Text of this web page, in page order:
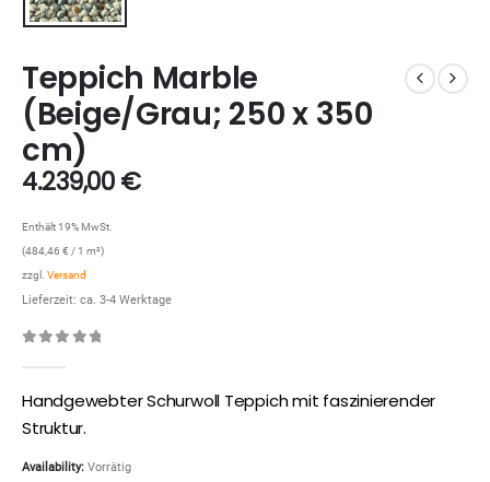
Teppich Marble
(Beige/Grau; 250 x 350
cm)
4.239,00€
Enthält 19% MwSt.
(484,46 € / 1 m²)
zzgl. Versand
Lieferzeit: ca. 3-4 Werktage
Handgewebter Schurwoll Teppich mit faszinierender
Struktur.
Availability: Vorrätig